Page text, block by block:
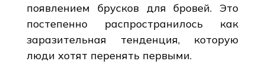
появлением брусков для бровей. Это
постепенно распространилось как
заразительная тенденция, которую
люди хотят перенять первыми.